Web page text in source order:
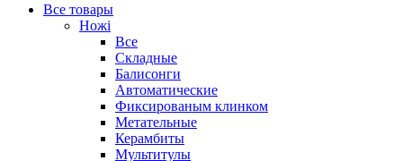
Все товары
Ножі
Все
Складные
Балисонги
Автоматические
Фиксированым клинком
Метательные
Керамбиты
Мультитулы